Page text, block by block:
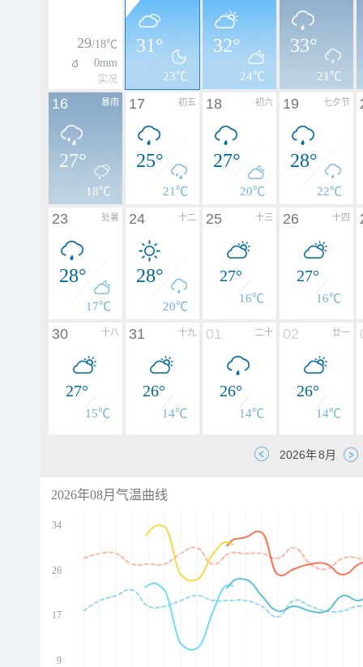
29/18℃
0mm
实况
31°
23℃
32°
24℃
33°
21℃
暴雨
16
27°
18℃
初五
17
25°
21℃
初六
18
27°
20℃
七夕节
19
28°
22℃
处暑
23
28°
17℃
十二
24
28°
20℃
十三
25
27°
16℃
十四
26
27°
16℃
十八
30
27°
15℃
十九
31
26°
14℃
二十
01
26°
14℃
廿一
02
26°
14℃
2026年08月气温曲线
34
26
17
9